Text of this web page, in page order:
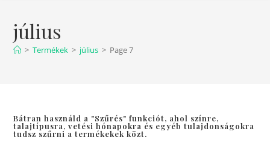
július
> Termékek > július > Page 7
Bátran használd a "Szűrés" funkciót, ahol színre,
talajtípusra, vetési hónapokra és egyéb tulajdonságokra
tudsz szűrni a termékekek közt.